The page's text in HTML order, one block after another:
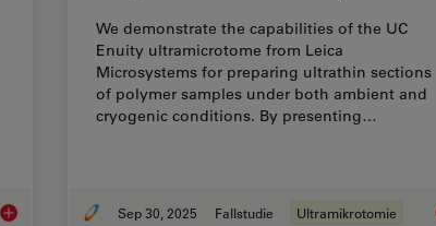
Ultramicrotomy eBook: Targeting, Trimming & Alignment
We demonstrate the capabilities of the UC
Enuity ultramicrotome from Leica
Microsystems for preparing ultrathin sections
of polymer samples under both ambient and
cryogenic conditions. By presenting…
Sep 30, 2025 Fallstudie Ultramikrotomie